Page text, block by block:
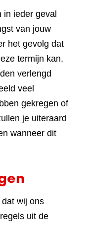
ieder geval
van jouw
het gevolg dat
termijn kan,
verlengd
veel
gekregen of
je uiteraard
wanneer dit
wij ons
uit de